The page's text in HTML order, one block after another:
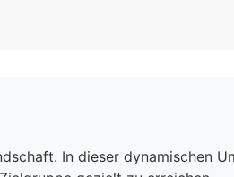
In dieser dynamischen